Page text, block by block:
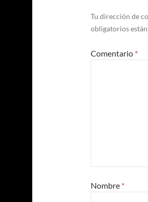
Tu dirección de
obligatorios
Comentario *
Nombre *